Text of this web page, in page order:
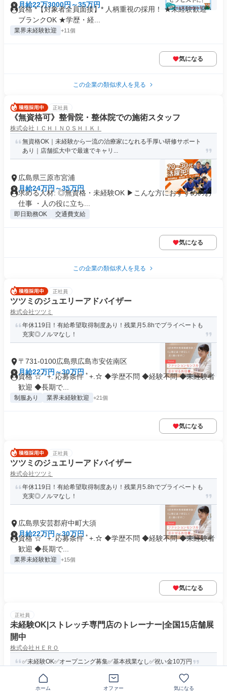
月給22万3000円～35万円
資格 *【対象者全員面接】* 人柄重視の採用！ ★未経験歓迎・
ブランクOK ★学歴・経...
業界未経験歓迎 +11個
気になる
この企業の類似求人を見る
正社員
《無資格可》整骨院・整体院での施術スタッフ
株式会社ＩＣＨＩＮＯＳＨＩＫＩ
無資格OK｜未経験から一流の治療家になれる手厚い研修サポート
あり｜店舗拡大中で最速でキャリ...
広島県三原市宮浦
月給24万円～35万円
求める人材: ◎無資格・未経験OK ▶︎こんな方におすすめのお
仕事 ・人の役に立ち...
即日勤務OK 交通費支給
気になる
この企業の類似求人を見る
正社員
ツツミのジュエリーアドバイザー
株式会社ツツミ
年休119日！有給希望取得制度あり！残業月5.8hでプライベートも
充実◎ノルマなし！
〒731-0100広島県広島市安佐南区
月給22万円～30万円
資格 ☆ﾟ +. 応募条件 ﾟ+.☆ ◆学歴不問 ◆経験不問 ◆未経験者
歓迎 ◆長期で...
制服あり 業界未経験歓迎 +21個
気になる
正社員
ツツミのジュエリーアドバイザー
株式会社ツツミ
年休119日！有給希望取得制度あり！残業月5.8hでプライベートも
充実◎ノルマなし！
広島県安芸郡府中町大須
月給22万円～30万円
資格 ☆ﾟ +. 応募条件 ﾟ+.☆ ◆学歴不問 ◆経験不問 ◆未経験者
歓迎 ◆長期で...
業界未経験歓迎 +15個
気になる
正社員
未経験OK|ストレッチ専門店のトレーナー|全国15店舗展
開中
株式会社ＨＥＲＯ
✅未経験OK✅オープニング募集✅基本残業なし✅祝い金10万円
〒733-0012広島県広島市西区中広町
ホーム オファー 気になる